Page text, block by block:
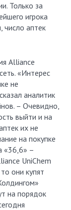
Только за
игрока
число аптек
Alliance
«Интерес
не
аналитик
– Очевидно,
выйти и на
их не
на покупке
«36,6» –
UniChem
они купят
на порядок